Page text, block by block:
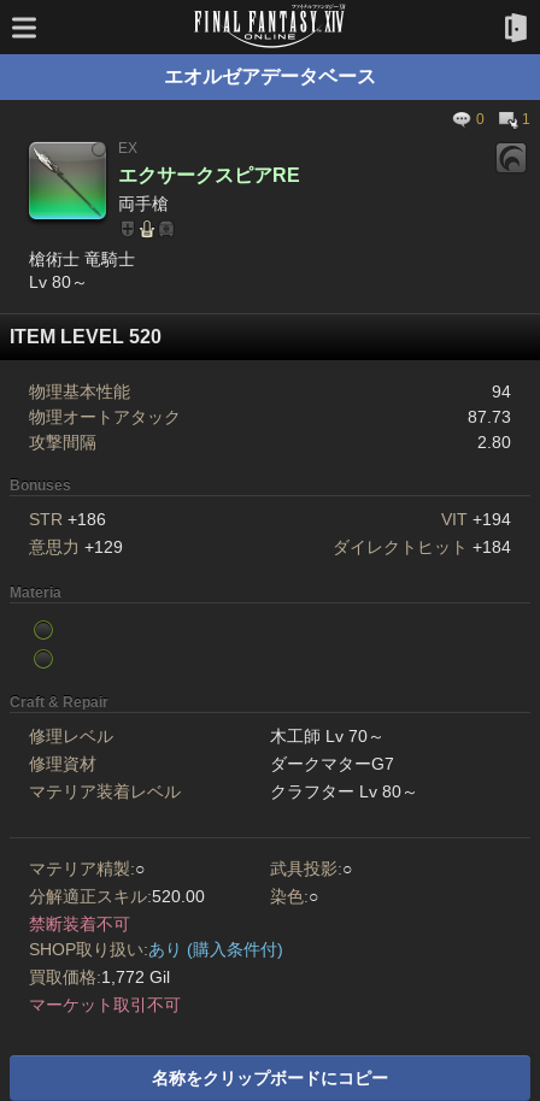
エオルゼアデータベース
0
1
EX
エクサークスピアRE
両手槍
槍術士 竜騎士
Lv 80～
ITEM LEVEL 520
物理基本性能
94
物理オートアタック
87.73
攻撃間隔
2.80
Bonuses
STR +186 VIT +194
意思力 +129 ダイレクトヒット +184
Materia
Craft & Repair
修理レベル
木工師 Lv 70～
修理資材
ダークマターG7
マテリア装着レベル
クラフター Lv 80～
マテリア精製:○ 武具投影:○
分解適正スキル:520.00 染色:○
禁断装着不可
SHOP取り扱い:あり (購入条件付)
買取価格:1,772 Gil
マーケット取引不可
名称をクリップボードにコピー